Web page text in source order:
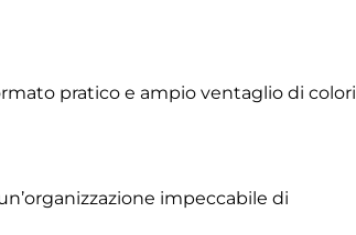
pratico e ampio ventaglio di colori
impeccabile di